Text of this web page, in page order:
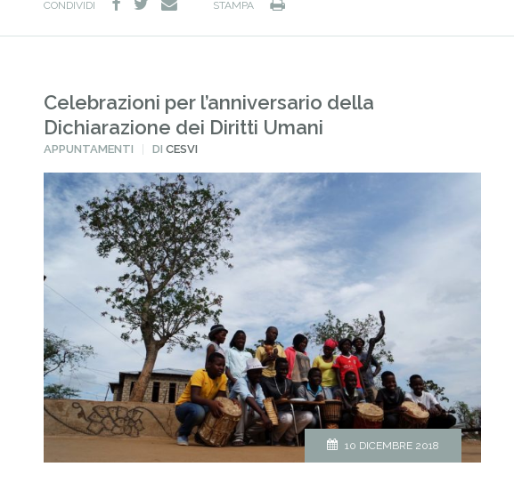
CONDIVIDI
e-
STAMPA
Celebrazioni per l’anniversario della
Dichiarazione dei Diritti Umani
PUBBLICATO
APPUNTAMENTI DICESVI
10 DICEMBRE 2018